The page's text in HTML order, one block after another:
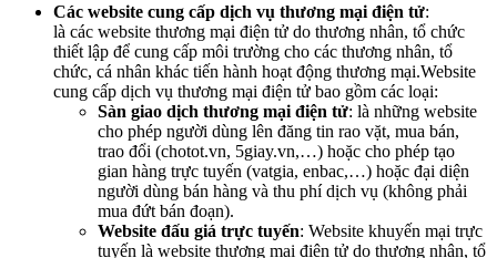
Các website cung cấp dịch vụ thương mại điện tử:
là các website thương mại điện tử do thương nhân, tổ chức
thiết lập để cung cấp môi trường cho các thương nhân, tổ
chức, cá nhân khác tiến hành hoạt động thương mại.Website
cung cấp dịch vụ thương mại điện tử bao gồm các loại:
Sàn giao dịch thương mại điện tử: là những website
cho phép người dùng lên đăng tin rao vặt, mua bán,
trao đổi (chotot.vn, 5giay.vn,…) hoặc cho phép tạo
gian hàng trực tuyến (vatgia, enbac,…) hoặc đại diện
người dùng bán hàng và thu phí dịch vụ (không phải
mua đứt bán đoạn).
Website đấu giá trực tuyến: Website khuyến mại trực
tuyến là website thương mại điện tử do thương nhân, tổ